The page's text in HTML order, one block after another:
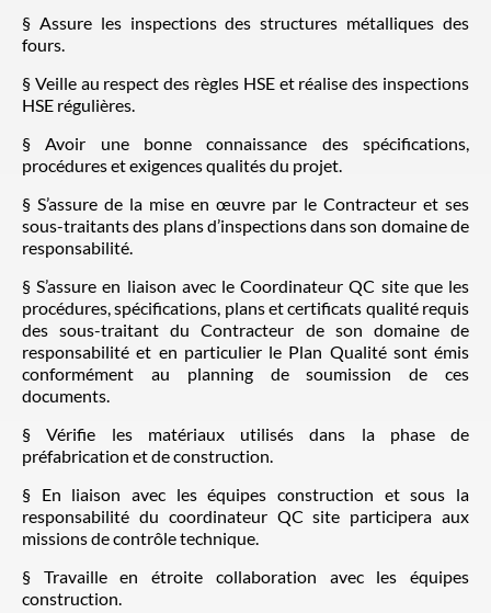
§ Assure les inspections des structures métalliques des
fours.
§ Veille au respect des règles HSE et réalise des inspections
HSE régulières.
§ Avoir une bonne connaissance des spécifications,
procédures et exigences qualités du projet.
§ S’assure de la mise en œuvre par le Contracteur et ses
sous-traitants des plans d’inspections dans son domaine de
responsabilité.
§ S’assure en liaison avec le Coordinateur QC site que les
procédures, spécifications, plans et certificats qualité requis
des sous-traitant du Contracteur de son domaine de
responsabilité et en particulier le Plan Qualité sont émis
conformément au planning de soumission de ces
documents.
§ Vérifie les matériaux utilisés dans la phase de
préfabrication et de construction.
§ En liaison avec les équipes construction et sous la
responsabilité du coordinateur QC site participera aux
missions de contrôle technique.
§ Travaille en étroite collaboration avec les équipes
construction.